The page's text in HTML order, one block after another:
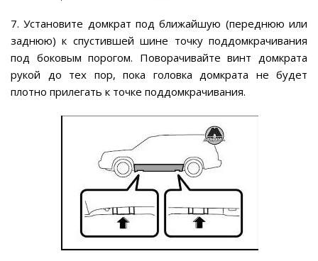
7. Установите домкрат под ближайшую (переднюю или
заднюю) к спустившей шине точку поддомкрачивания
под боковым порогом. Поворачивайте винт домкрата
рукой до тех пор, пока головка домкрата не будет
плотно прилегать к точке поддомкрачивания.